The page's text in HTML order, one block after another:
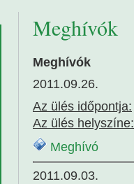
Meghívók
Meghívók
2011.09.26.
Az ülés időpontja:
Az ülés helyszíne:
Meghívó
2011.09.03.